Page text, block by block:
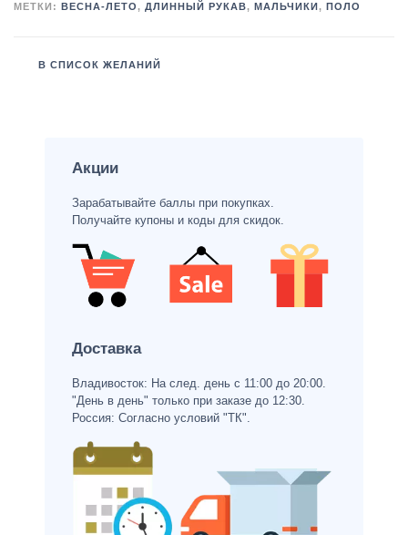
МЕТКИ: ВЕСНА-ЛЕТО, ДЛИННЫЙ РУКАВ, МАЛЬЧИКИ , ПОЛО
В СПИСОК ЖЕЛАНИЙ
Акции
Зарабатывайте баллы при покупках.
Получайте купоны и коды для скидок.
Доставка
Владивосток: На след. день с 11:00 до 20:00.
"День в день" только при заказе до 12:30.
Россия: Согласно условий "ТК".